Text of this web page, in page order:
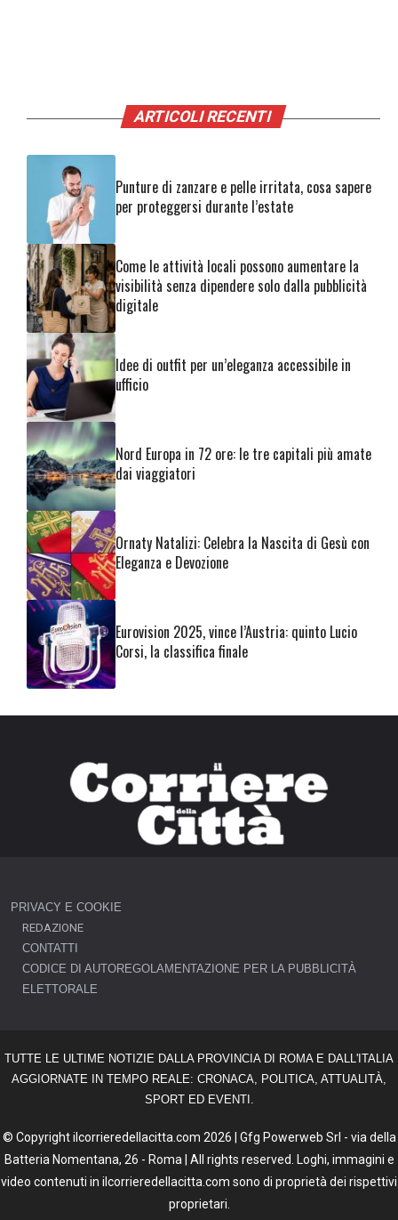
ARTICOLI RECENTI
Punture di zanzare e pelle irritata, cosa sapere
per proteggersi durante l’estate
Come le attività locali possono aumentare la
visibilità senza dipendere solo dalla pubblicità
digitale
Idee di outfit per un’eleganza accessibile in
ufficio
Nord Europa in 72 ore: le tre capitali più amate
dai viaggiatori
Ornaty Natalizi: Celebra la Nascita di Gesù con
Eleganza e Devozione
Eurovision 2025, vince l’Austria: quinto Lucio
Corsi, la classifica finale
PRIVACY E COOKIE
REDAZIONE
CONTATTI
CODICE DI AUTOREGOLAMENTAZIONE PER LA PUBBLICITÀ
ELETTORALE
TUTTE LE ULTIME NOTIZIE DALLA PROVINCIA DI ROMA E DALL'ITALIA
AGGIORNATE IN TEMPO REALE: CRONACA, POLITICA, ATTUALITÀ,
SPORT ED EVENTI.
© Copyright ilcorrieredellacitta.com 2026 | Gfg Powerweb Srl - via della
Batteria Nomentana, 26 - Roma | All rights reserved. Loghi, immagini e
video contenuti in ilcorrieredellacitta.com sono di proprietà dei rispettivi
proprietari.